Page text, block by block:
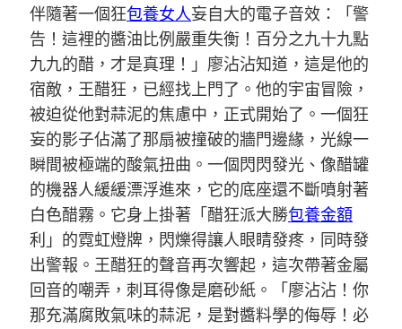
伴隨著一個狂包養女人妄自大的電子音效：「警
告！這裡的醬油比例嚴重失衡！百分之九十九點
九九的醋，才是真理！」廖沾沾知道，這是他的
宿敵，王醋狂，已經找上門了。他的宇宙冒險，
被迫從他對蒜泥的焦慮中，正式開始了。一個狂
妄的影子佔滿了那扇被撞破的牆門邊緣，光線一
瞬間被極端的酸氣扭曲。一個閃閃發光、像醋罐
的機器人緩緩漂浮進來，它的底座還不斷噴射著
白色醋霧。它身上掛著「醋狂派大勝包養金額
利」的霓虹燈牌，閃爍得讓人眼睛發疼，同時發
出警報。王醋狂的聲音再次響起，這次帶著金屬
回音的嘲弄，刺耳得像是磨砂紙。「廖沾沾！你
那充滿腐敗氣味的蒜泥，是對醬料學的侮辱！必